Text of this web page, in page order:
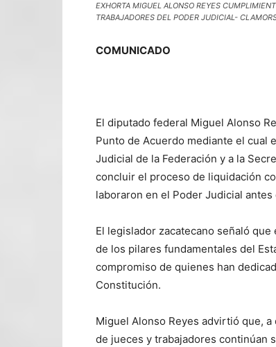
EXHORTA MIGUEL ALONSO REYES
TRABAJADORES DEL PODER JUDICIAL-
COMUNICADO
El diputado federal Miguel Alonso
Punto de Acuerdo mediante el cual
Judicial de la Federación y a la
concluir el proceso de liquidación
laboraron en el Poder Judicial
El legislador zacatecano señaló
de los pilares fundamentales del
compromiso de quienes han
Constitución.
Miguel Alonso Reyes advirtió que,
de jueces y trabajadores continúan